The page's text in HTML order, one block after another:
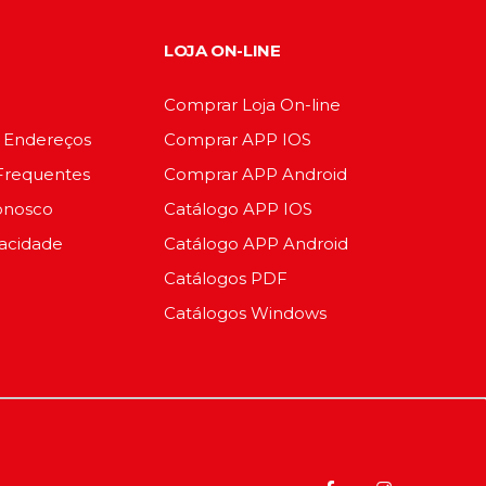
LOJA ON-LINE
Comprar Loja On-line
Comprar APP IOS
Comprar APP Android
Catálogo APP IOS
Catálogo APP Android
Catálogos PDF
Catálogos Windows